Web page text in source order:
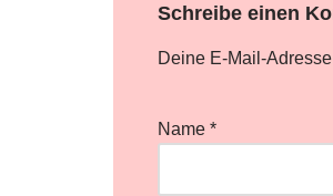
Schreibe einen
Deine E-Mail-
Name *